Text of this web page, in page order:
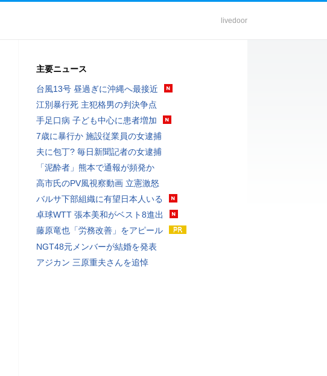
livedoor
主要ニュース
台風13号 昼過ぎに沖縄へ最接近
江別暴行死 主犯格男の判決争点
手足口病 子ども中心に患者増加
7歳に暴行か 施設従業員の女逮捕
夫に包丁? 毎日新聞記者の女逮捕
「泥酔者」熊本で通報が頻発か
高市氏のPV風視察動画 立憲激怒
バルサ下部組織に有望日本人いる
卓球WTT 張本美和がベスト8進出
藤原竜也「労務改善」をアピール
NGT48元メンバーが結婚を発表
アジカン 三原重夫さんを追悼